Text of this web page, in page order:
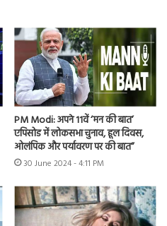
PM Modi: अपने 11वें ‘मन की बात’
एपिसोड में लोकसभा चुनाव, हूल दिवस,
ओलंपिक और पर्यावरण पर की बात”
30 June 2024 - 4:11 PM